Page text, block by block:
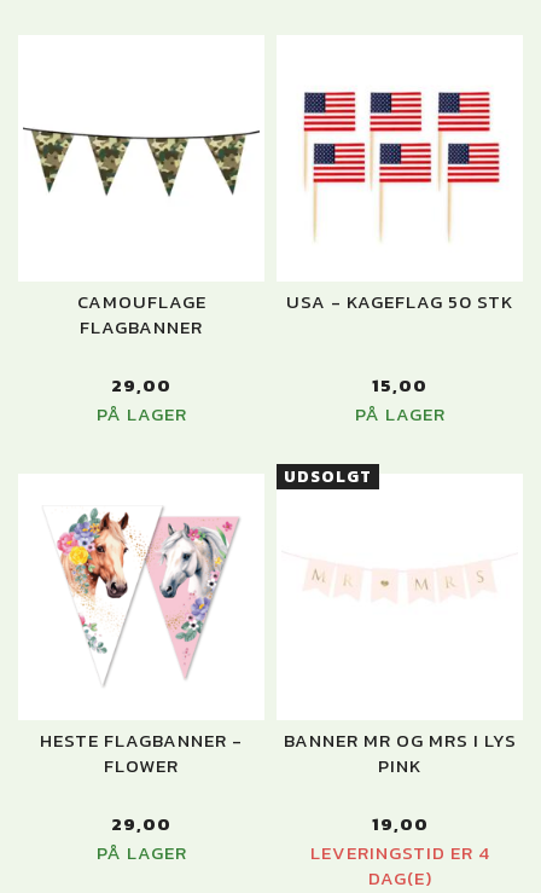
CAMOUFLAGE
FLAGBANNER
29,00
PÅ LAGER
USA - KAGEFLAG 50 STK
15,00
PÅ LAGER
HESTE FLAGBANNER -
FLOWER
29,00
PÅ LAGER
UDSOLGT
BANNER MR OG MRS I LYS
PINK
19,00
LEVERINGSTID ER 4
DAG(E)